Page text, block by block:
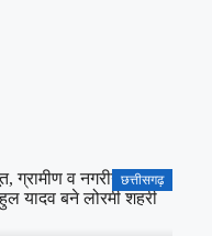
छत्तीसगढ़